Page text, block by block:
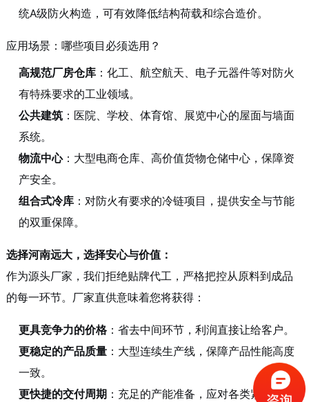
统A级防火构造，可有效降低结构荷载和综合造价。
应用场景：哪些项目必须选用？
高规范厂房仓库：化工、航空航天、电子元器件等对防火
有特殊要求的工业领域。
公共建筑：医院、学校、体育馆、展览中心的屋面与墙面
系统。
物流中心：大型电商仓库、高价值货物仓储中心，保障资
产安全。
组合式冷库：对防火有要求的冷链项目，提供安全与节能
的双重保障。
选择河南远大，选择安心与价值：
作为源头厂家，我们拒绝贴牌代工，严格把控从原料到成品
的每一环节。厂家直供意味着您将获得：
更具竞争力的价格：省去中间环节，利润直接让给客户。
更稳定的产品质量：大型连续生产线，保障产品性能高度
一致。
更快捷的交付周期 ：充足的产能准备，应对各类紧急订